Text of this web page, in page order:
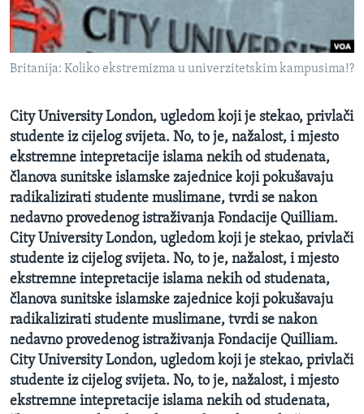
MAGAZIN
O GLASU AMERIKE
PRATITE NAS
Jezici
Britanija: Koliko ekstremizma u univerzitetskim kampusima!?
City University London, ugledom koji je stekao, privlači
studente iz cijelog svijeta. No, to je, nažalost, i mjesto
ekstremne intepretacije islama nekih od studenata,
članova sunitske islamske zajednice koji pokušavaju
radikalizirati studente muslimane, tvrdi se nakon
nedavno provedenog istraživanja Fondacije Quilliam.
City University London, ugledom koji je stekao, privlači
studente iz cijelog svijeta. No, to je, nažalost, i mjesto
ekstremne intepretacije islama nekih od studenata,
članova sunitske islamske zajednice koji pokušavaju
radikalizirati studente muslimane, tvrdi se nakon
nedavno provedenog istraživanja Fondacije Quilliam.
City University London, ugledom koji je stekao, privlači
studente iz cijelog svijeta. No, to je, nažalost, i mjesto
ekstremne intepretacije islama nekih od studenata,